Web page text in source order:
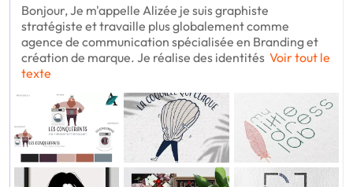
Bonjour, Je m'appelle Alizée je suis graphiste
stratégiste et travaille plus globalement comme
agence de communication spécialisée en Branding et
création de marque. Je réalise des identités Voir tout le
texte